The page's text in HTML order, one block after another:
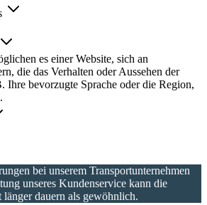
es einer Website, sich an
die das Verhalten oder Aussehen der
Ihre bevorzugte Sprache oder die Region,
bei unserem Transportunternehmen
unseres Kundenservice kann die
dauern als gewöhnlich.